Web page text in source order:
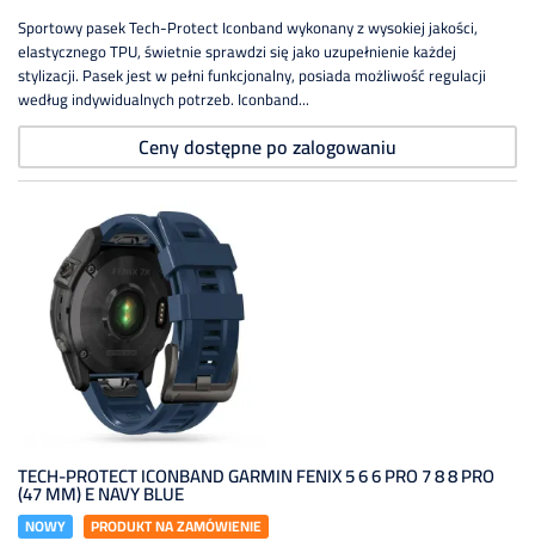
Sportowy pasek Tech-Protect Iconband wykonany z wysokiej jakości,
elastycznego TPU, świetnie sprawdzi się jako uzupełnienie każdej
stylizacji. Pasek jest w pełni funkcjonalny, posiada możliwość regulacji
według indywidualnych potrzeb. Iconband...
Ceny dostępne po zalogowaniu
TECH-PROTECT ICONBAND GARMIN FENIX 5 6 6 PRO 7 8 8 PRO
(47 MM) E NAVY BLUE
NOWY PRODUKT NA ZAMÓWIENIE